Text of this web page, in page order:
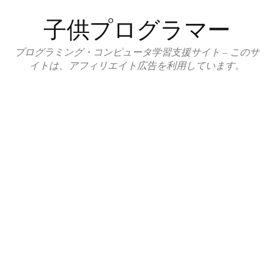
ン
子供プログラマー
プログラミング・コンピュータ学習支援サイト – このサ
イトは、アフィリエイト広告を利用しています。